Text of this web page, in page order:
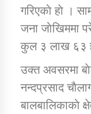
गरिएकाे हाे ।
जना जाेखिममा
कुल ३ लाख ६३
उक्त अवसरमा
नन्दप्रसाद
बालबालिकाकाे